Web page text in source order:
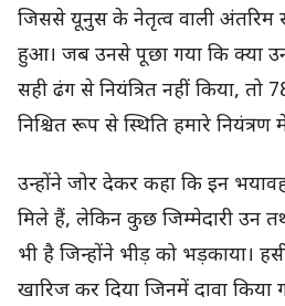
जिससे यूनुस के नेतृत्व वाली अंतरिम
हुआ। जब उनसे पूछा गया कि क्या
सही ढंग से नियंत्रित नहीं किया, तो
निश्चित रूप से स्थिति हमारे
उन्होंने जोर देकर कहा कि इन
मिले हैं, लेकिन कुछ जिम्मेदारी उन
भी है जिन्होंने भीड़ को भड़काया।
खारिज कर दिया जिनमें दावा